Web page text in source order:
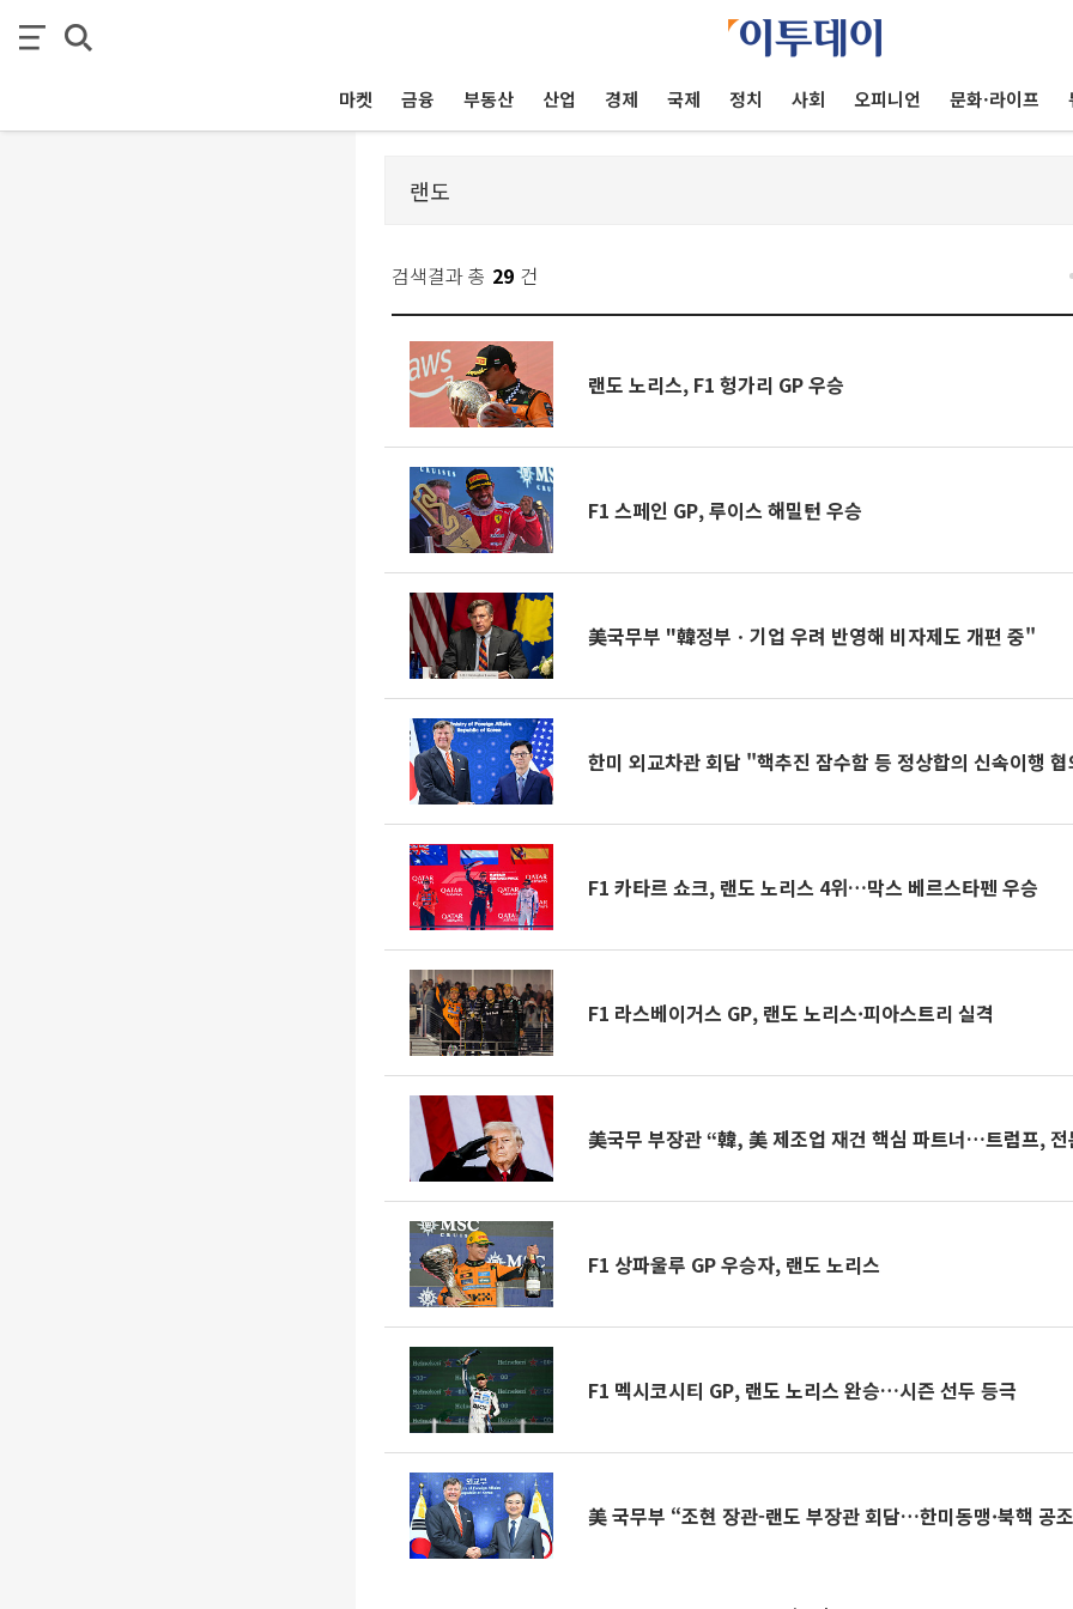
마켓 금융 부동산 산업 경제 국제 정치 사회 오피니언 문화·라이프
검색결과 총 29 건
랜도 노리스, F1 헝가리 GP 우승
F1 스페인 GP, 루이스 해밀턴 우승
美국무부 "韓정부ㆍ기업 우려 반영해 비자제도 개편 중"
한미 외교차관 회담 "핵추진 잠수함 등 정상합의 신속이행
F1 카타르 쇼크, 랜도 노리스 4위…막스 베르스타펜 우승
F1 라스베이거스 GP, 랜도 노리스·피아스트리 실격
美국무 부장관 “韓, 美 제조업 재건 핵심 파트너…트럼프,
F1 상파울루 GP 우승자, 랜도 노리스
F1 멕시코시티 GP, 랜도 노리스 완승…시즌 선두 등극
美 국무부 “조현 장관-랜도 부장관 회담…한미동맹·북핵 공